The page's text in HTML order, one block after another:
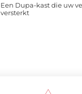
Een Dupa-kast die uw
versterkt